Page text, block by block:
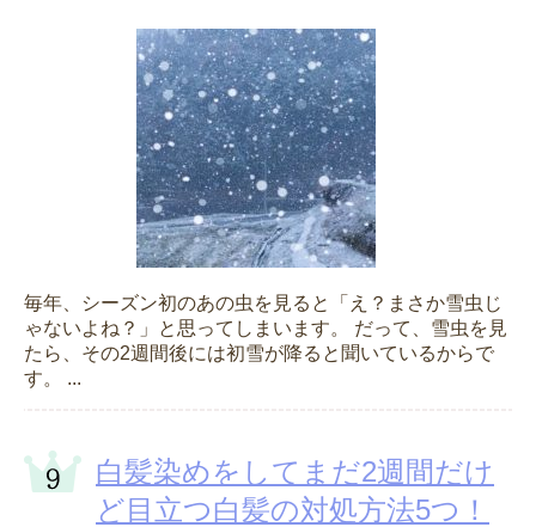
毎年、シーズン初のあの虫を見ると「え？まさか雪虫じ
ゃないよね？」と思ってしまいます。 だって、雪虫を見
たら、その2週間後には初雪が降ると聞いているからで
す。 ...
白髪染めをしてまだ2週間だけ
ど目立つ白髪の対処方法5つ！